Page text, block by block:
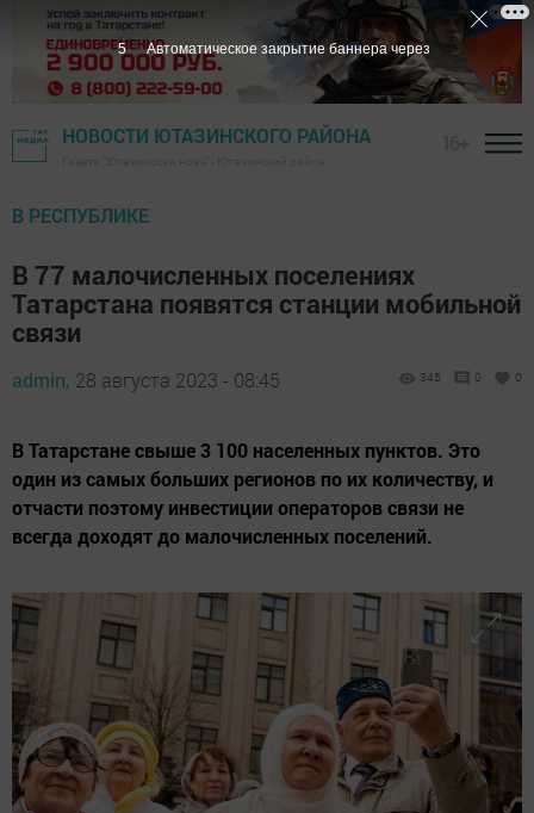
НОВОСТИ ЮТАЗИНСКОГО РАЙОНА
В РЕСПУБЛИКЕ
В 77 малочисленных поселениях
Татарстана появятся станции мобильной
связи
admin, 28 августа 2023 - 08:45 345 0 0
В Татарстане свыше 3 100 населенных пунктов. Это
один из самых больших регионов по их количеству, и
отчасти поэтому инвестиции операторов связи не
всегда доходят до малочисленных поселений.
4 Автоматическое закрытие баннера через